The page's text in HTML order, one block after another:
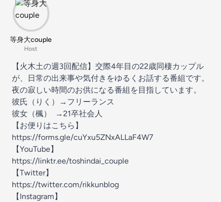
等身大couple
Host
【火木土の週3回配信】交際4年目の22歳同棲カップル
が、日常の出来事や気付きをゆるくお話する番組です。
夜の寂しい時間のお供になる番組を目指しています。
彼氏（りく）→フリーランス
彼女（楓） →21卒社会人
【お便りはこちら】
https://forms.gle/cuYxu5ZNxALLaF4W7
【YouTube】
https://linktr.ee/toshindai_couple
【Twitter】
https://twitter.com/rikkunblog
【Instagram】